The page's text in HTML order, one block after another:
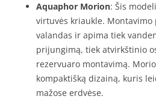
Aquaphor Morion: Šis
virtuvės kriaukle. Montavimo
valandas ir apima tiek
prijungimą, tiek atvirkštinio
rezervuaro montavimą.
kompaktišką dizainą, kuris
mažose erdvėse.